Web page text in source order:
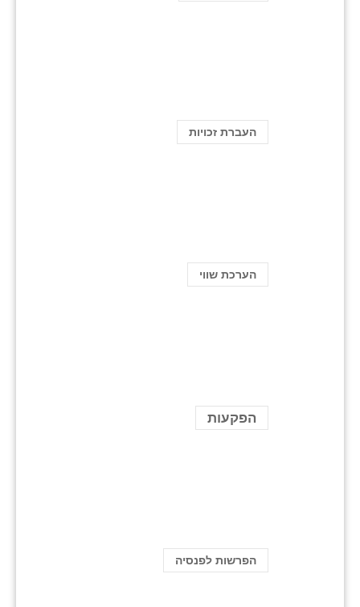
העברת זכויות
הערכת שווי
הפקעות
הפרשות לפנסיה